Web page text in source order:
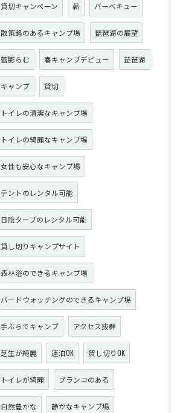
貸切キャンペーン 薪 バーベキュー
散策路のあるキャンプ場 琵琶湖の展望
蕾膨らむ 春キャンプデビュー 琵琶湖
キャンプ 貸切
トイレの清潔なキャンプ場
トイレの綺麗なキャンプ場
女性も安心なキャンプ場
テントのレンタル可能
日陰タープのレンタル可能
貸し切りキャンプサイト
森林浴のできるキャンプ場
バードウォッチングのできるキャンプ場
手ぶらでキャンプ アクセス抜群
芝生が綺麗 連泊OK 貸し切りOK
トイレが綺麗 ブランコのある
自然豊かな 静かなキャンプ場